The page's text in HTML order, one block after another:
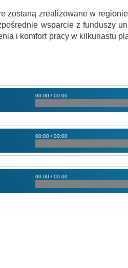
zostaną zrealizowane w
wsparcie z funduszy
i komfort pracy w kilkunastu
00:00 / 00:00
00:00 / 00:00
00:00 / 00:00